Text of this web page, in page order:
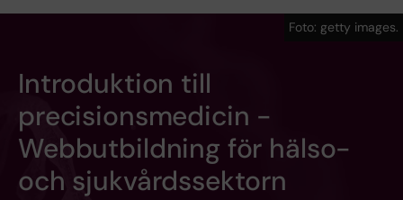
Foto: getty images.
Introduktion till
precisionsmedicin -
Webbutbildning för hälso-
och sjukvårdssektorn